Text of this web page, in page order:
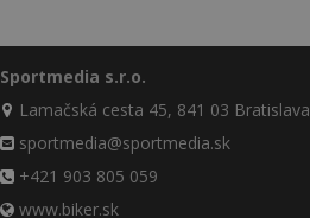
Sportmedia s.r.o.
Lamačská cesta 45, 841 03 Bratislava
sportmedia@sportmedia.sk
+421 903 805 059
www.biker.sk